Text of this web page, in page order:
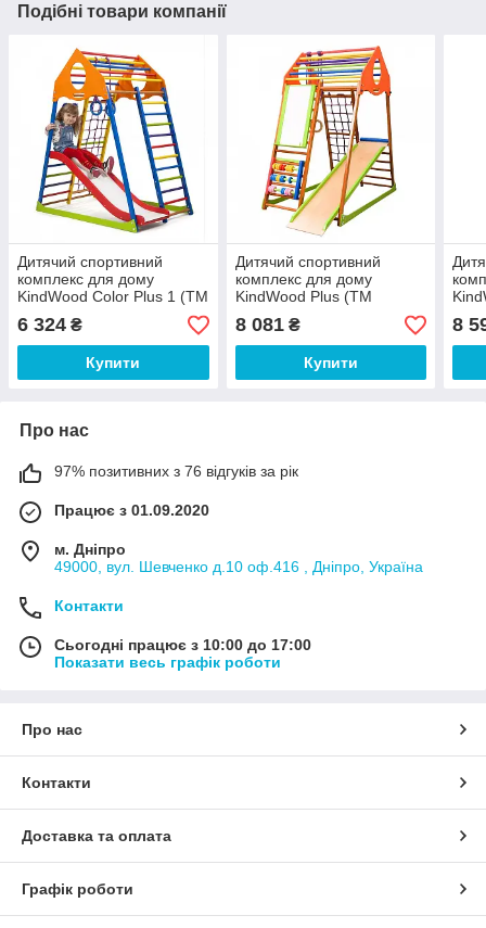
Подібні товари компанії
Дитячий спортивний
комплекс для дому
KindWood Color Plus 1 (ТМ
SportBaby)
6 324 ₴
Купити
Дитячий спортивний
комплекс для дому
KindWood Plus (ТМ
SportBaby)
8 081₴
Купити
8
Про нас
97% позитивних з 76 відгуків за рік
Працює з 01.09.2020
м. Дніпро
49000, вул. Шевченко д.10 оф.416 , Дніпро, Україна
Контакти
Сьогодні працює з 10:00 до 17:00
Показати весь графік роботи
Про нас
Контакти
Доставка та оплата
Графік роботи